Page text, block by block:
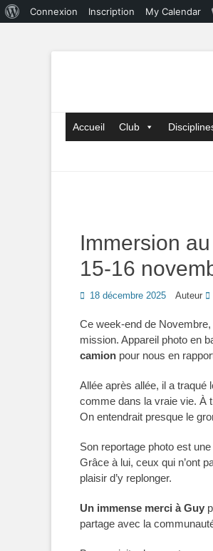
Connexion Inscription My Calendar
Menu principal
Accueil Club
Immersion
15-16
Posted
18 décembre 2025 Auteur
Ce week-end de
mission. Appareil photo en
camion pour nous en
Allée après allée, il a traqué
comme dans la vraie vie. À
On entendrait presque le
Son reportage photo est
Grâce à lui, ceux qui n’ont
plaisir d’y replonger.
Un immense merci à Guy
partage avec la